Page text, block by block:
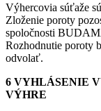
Výhercovia súťaže
Zloženie poroty
spoločnosti
Rozhodnutie poroty
odvolať.
6 VYHLÁSENIE
VÝHRE